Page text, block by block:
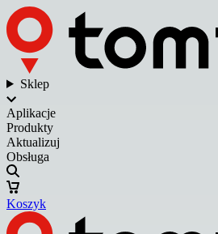
Sklep
Aplikacje
Produkty
Aktualizuj
Obsługa
Koszyk